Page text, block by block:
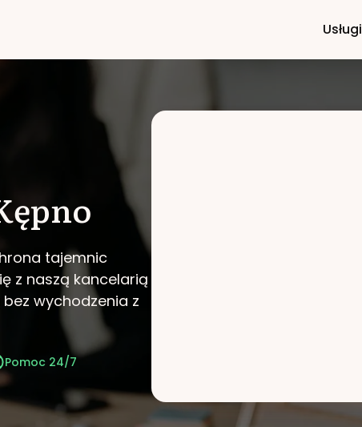
Usługi
tajemnic
z naszą kancelarią
wychodzenia z
Pomoc 24/7